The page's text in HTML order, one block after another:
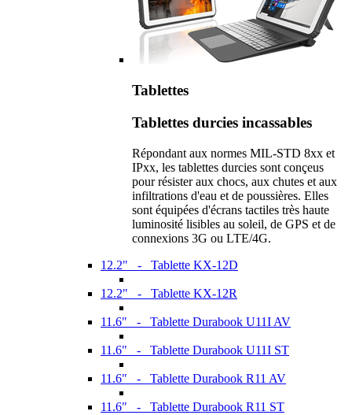
Tablettes
Tablettes durcies incassables
Répondant aux normes MIL-STD 8xx et
IPxx, les tablettes durcies sont conçeus
pour résister aux chocs, aux chutes et aux
infiltrations d'eau et de poussières. Elles
sont équipées d'écrans tactiles très haute
luminosité lisibles au soleil, de GPS et de
connexions 3G ou LTE/4G.
12.2" - Tablette KX-12D
12.2" - Tablette KX-12R
11.6" - Tablette Durabook U11I AV
11.6" - Tablette Durabook U11I ST
11.6" - Tablette Durabook R11 AV
11.6" - Tablette Durabook R11 ST